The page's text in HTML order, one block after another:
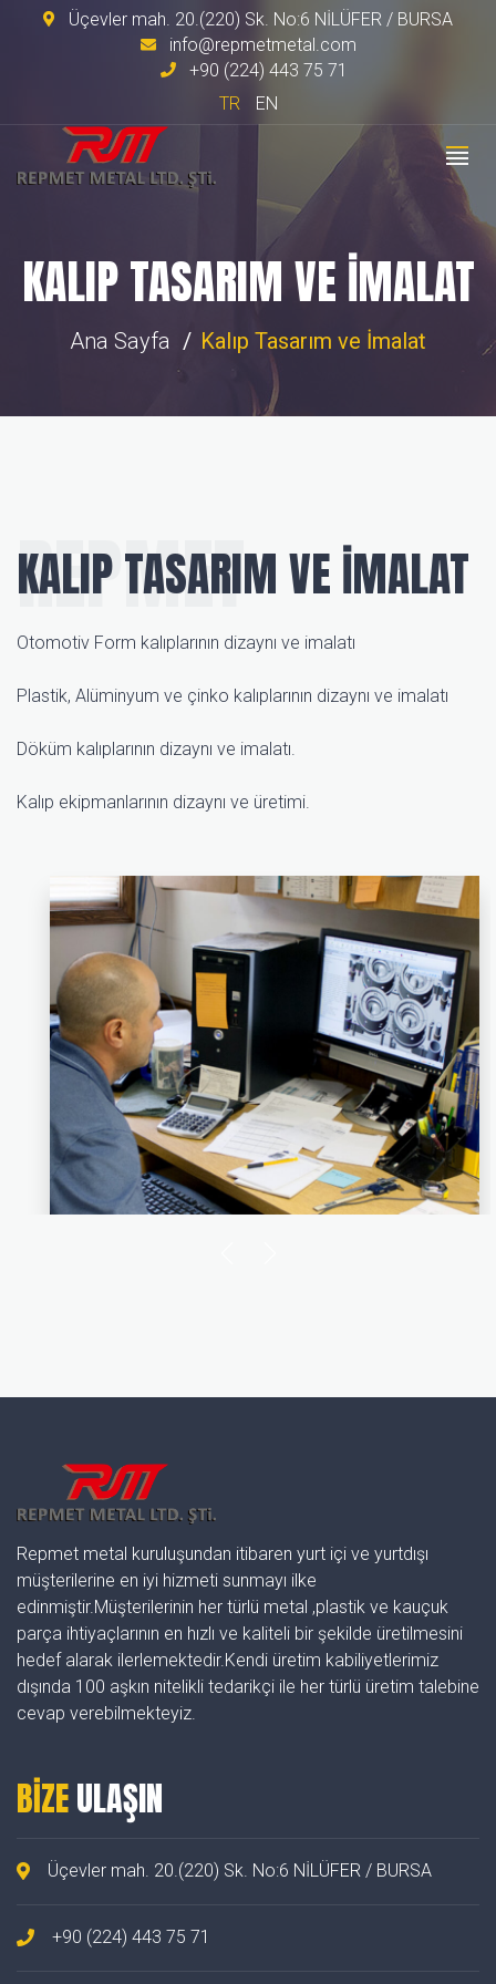
Üçevler mah. 20.(220) Sk. No:6 NİLÜFER / BURSA
info@repmetmetal.com
+90 (224) 443 75 71
TR
EN
KALIP TASARIM VE İMALAT
Ana Sayfa Kalıp Tasarım ve İmalat
KALIP TASARIM VE İMALAT
REPMET
Otomotiv Form kalıplarının dizaynı ve imalatı
Plastik, Alüminyum ve çinko kalıplarının dizaynı ve imalatı
Döküm kalıplarının dizaynı ve imalatı.
Kalıp ekipmanlarının dizaynı ve üretimi.
Repmet metal kuruluşundan itibaren yurt içi ve yurtdışı
müşterilerine en iyi hizmeti sunmayı ilke
edinmiştir.Müşterilerinin her türlü metal ,plastik ve kauçuk
parça ihtiyaçlarının en hızlı ve kaliteli bir şekilde üretilmesini
hedef alarak ilerlemektedir.Kendi üretim kabiliyetlerimiz
dışında 100 aşkın nitelikli tedarikçi ile her türlü üretim talebine
cevap verebilmekteyiz.
BIZEULAŞIN
Üçevler mah. 20.(220) Sk. No:6 NİLÜFER / BURSA
+90 (224) 443 75 71